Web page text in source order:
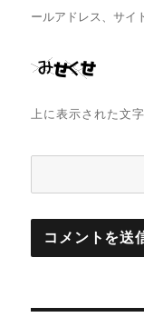
ールアドレス、サイ
上に表示された文